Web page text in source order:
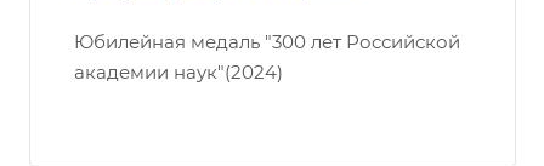
Юбилейная медаль "300 лет Российской
академии наук"(2024)